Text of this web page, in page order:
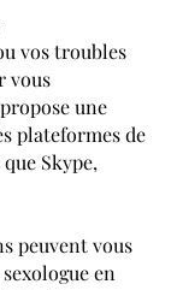
vos troubles
vous
une
plateformes de
Skype,
peuvent vous
en